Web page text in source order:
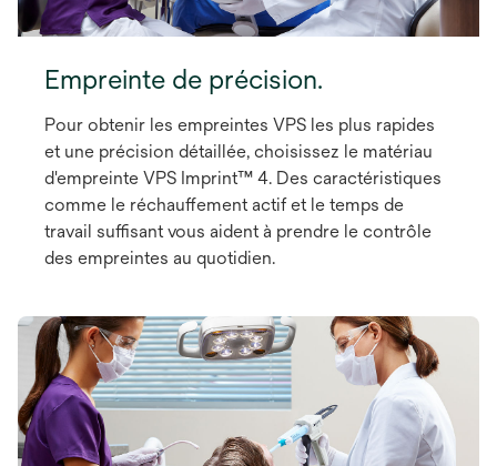
Empreinte de précision.
Pour obtenir les empreintes VPS les plus rapides
et une précision détaillée, choisissez le matériau
d'empreinte VPS Imprint™ 4. Des caractéristiques
comme le réchauffement actif et le temps de
travail suffisant vous aident à prendre le contrôle
des empreintes au quotidien.